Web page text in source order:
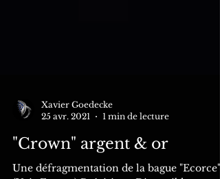
25 avr. 2021
1 min de lecture
"Crown" argent & or